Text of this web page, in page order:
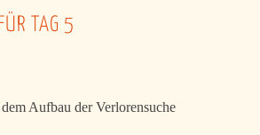
TAG 5
Aufbau der Verlorensuche